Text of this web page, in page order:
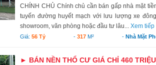
CHÍNH CHỦ Chính chủ cần bán gấp nhà mặt
tuyến đường huyết mạch với lưu lượng xe
showroom, văn phòng hoặc đầu tư lâu...Xem tiếp
Giá:56 Tỷ -317 M² - Nhà Mặt
► BÁN NỀN THỔ CƯ GIÁ CHỈ 460